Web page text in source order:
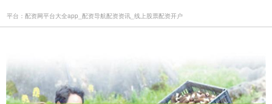
平台：配资网平台大全app_配资导航配资资讯_线上股票配资开户